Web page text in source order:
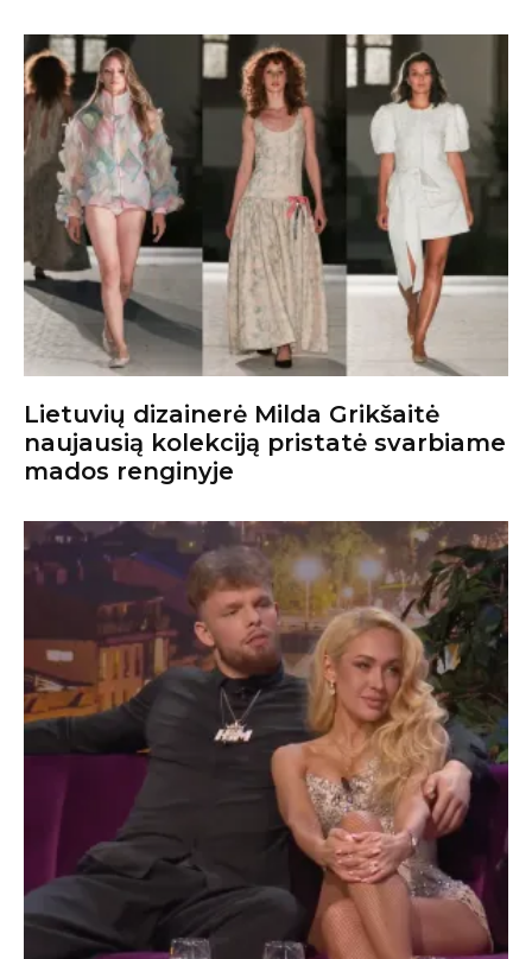
Lietuvių dizainerė Milda Grikšaitė
naujausią kolekciją pristatė svarbiame
mados renginyje